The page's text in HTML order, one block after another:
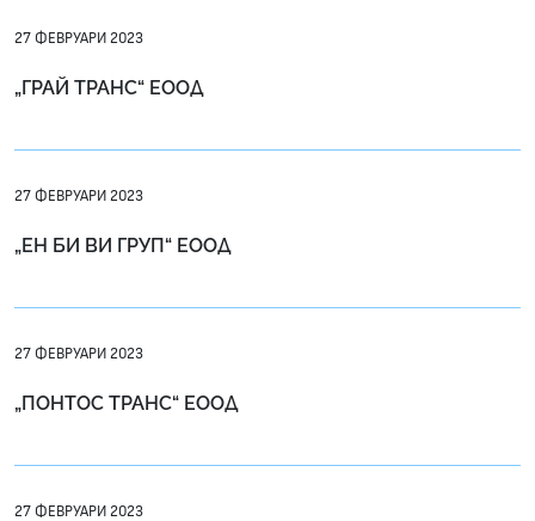
27 ФЕВРУАРИ 2023
„ГРАЙ ТРАНС“ ЕООД
27 ФЕВРУАРИ 2023
„ЕН БИ ВИ ГРУП“ ЕООД
27 ФЕВРУАРИ 2023
„ПОНТОС ТРАНС“ ЕООД
27 ФЕВРУАРИ 2023